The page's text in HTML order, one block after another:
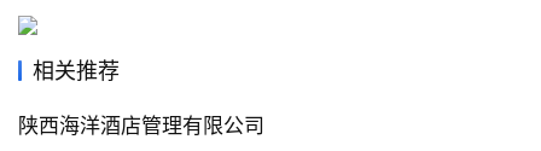
地
生
活
旅
相关推荐
陕西海洋酒店管理有限公司